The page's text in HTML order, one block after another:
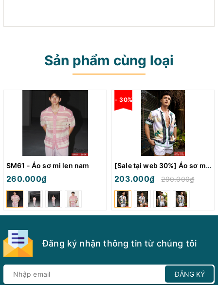
Sản phẩm cùng loại
SM61 - Áo sơ mi len nam
260.000₫
- 30%
[Sale tại web 30%] Áo sơ mi đi biển vải poly thời trang SM60
203.000₫ 290.000₫
Đăng ký nhận thông tin từ chúng tôi
ĐĂNG KÝ